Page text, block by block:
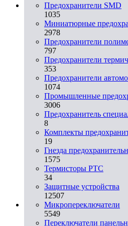
Предохранители SMD
1035
Миниатюрные
2978
Предохранители
797
Предохранители
353
Предохранители
1074
Промышленные
3006
Предохранитель
8
Комплекты
19
Гнезда
1575
Термисторы PTC
34
Защитные устройства
12507
Микропереключатели
5549
Переключатели